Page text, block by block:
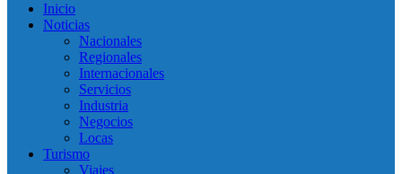
Inicio
Noticias
Nacionales
Regionales
Internacionales
Servicios
Industria
Negocios
Locas
Turismo
Viajes